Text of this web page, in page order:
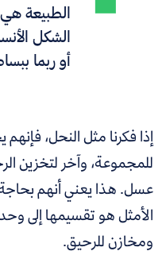
الطبيعة
الشكل
أو ربما
إذا فكرنا مثل النحل،
للمجموعة، وآخر لتخزين
عسل. هذا يعني أنهم
الأمثل هو تقسيمها إلى
ومخازن للرحيق.